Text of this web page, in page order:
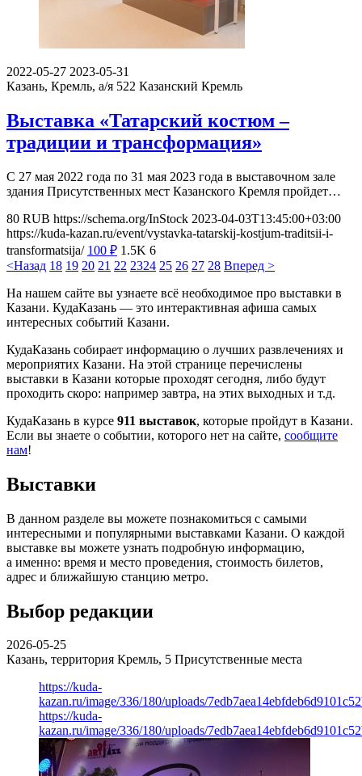
2022-05-27 2023-05-31
Казань, Кремль, а/я 522 Казанский Кремль
Выставка «Татарский костюм –
традиции и трансформация»
С 27 мая 2022 года по 31 мая 2023 года в выставочном зале
здания Присутственных мест Казанского Кремля пройдет…
80 RUB https://schema.org/InStock 2023-04-03T13:45:00+03:00
https://kuda-kazan.ru/event/vystavka-tatarskij-kostjum-traditsii-i-
transformatsija/ 100 ₽ 1.5K 6
<Назад 18 19 20 21 22 2324 25 26 27 28 Вперед >
На нашем сайте вы узнаете всё необходимое про выставки в
Казани. КудаКазань — это интерактивная афиша самых
интересных событий Казани.
КудаКазань собирает информацию о лучших развлечениях и
мероприятих Казани. На этой странице перечислены
выставки в Казани которые проходят сегодня, либо будут
проходить скоро: например завтра, на этих выходных и т.д.
КудаКазань в курсе 911 выставок, которые пройдут в Казани.
Если вы знаете о событии, которого нет на сайте, сообщите
нам!
Выставки
В данном разделе вы можете познакомиться с самыми
интересными и популярными выставками Казани. О каждой
выставке вы можете узнать подробную информацию,
а именно: время и место проведения, стоимость билетов,
адрес и ближайшую станцию метро.
Выбор редакции
2026-05-25
Казань, территория Кремль, 5 Присутственные места
https://kuda-
kazan.ru/image/336/180/uploads/
https://kuda-
kazan.ru/image/336/180/uploads/